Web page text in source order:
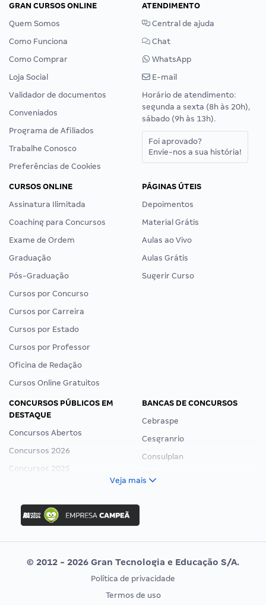
GRAN CURSOS ONLINE
Quem Somos
Como Funciona
Como Comprar
Loja Social
Validador de documentos
Conveniados
Programa de Afiliados
Trabalhe Conosco
Preferências de Cookies
ATENDIMENTO
Central de ajuda
Chat
WhatsApp
E-mail
Horário de atendimento:
segunda a sexta (8h às 20h),
sábado (9h às 13h).
Foi aprovado?
Envie-nos a sua história!
CURSOS ONLINE
Assinatura Ilimitada
Coaching para Concursos
Exame de Ordem
Graduação
Pós-Graduação
Cursos por Concurso
Cursos por Carreira
Cursos por Estado
Cursos por Professor
Oficina de Redação
Cursos Online Gratuitos
PÁGINAS ÚTEIS
Depoimentos
Material Grátis
Aulas ao Vivo
Aulas Grátis
Sugerir Curso
CONCURSOS PÚBLICOS EM
DESTAQUE
Concursos Abertos
Concursos 2026
Concursos 2025
Concurso Ibama
Concurso MPU
Editais publicados
BANCAS DE CONCURSOS
Cebraspe
Cesgranrio
Consulplan
Vunesp
CONCURSOS POR PROFISSÃO
EXAME DE ORDEM
Veja mais
© 2012 - 2026 Gran Tecnologia e Educação S/A.
Política de privacidade
Termos de uso